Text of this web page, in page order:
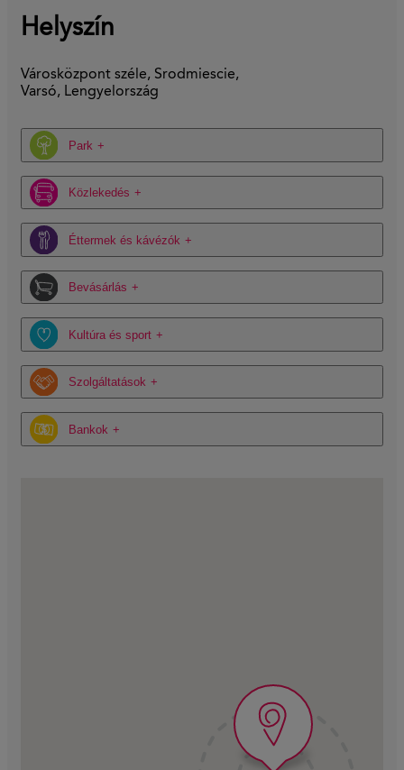
Helyszín
Városközpont széle, Srodmiescie,
Varsó, Lengyelország
Park
Közlekedés
Éttermek és kávézók
Bevásárlás
Kultúra és sport
Szolgáltatások
Bankok